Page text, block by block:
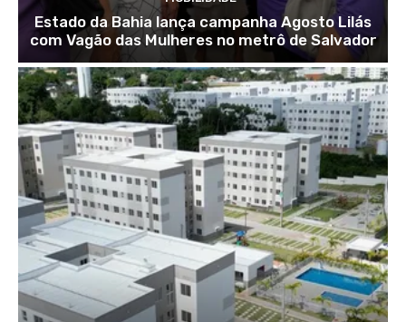
Estado da Bahia lança campanha Agosto Lilás
com Vagão das Mulheres no metrô de Salvador